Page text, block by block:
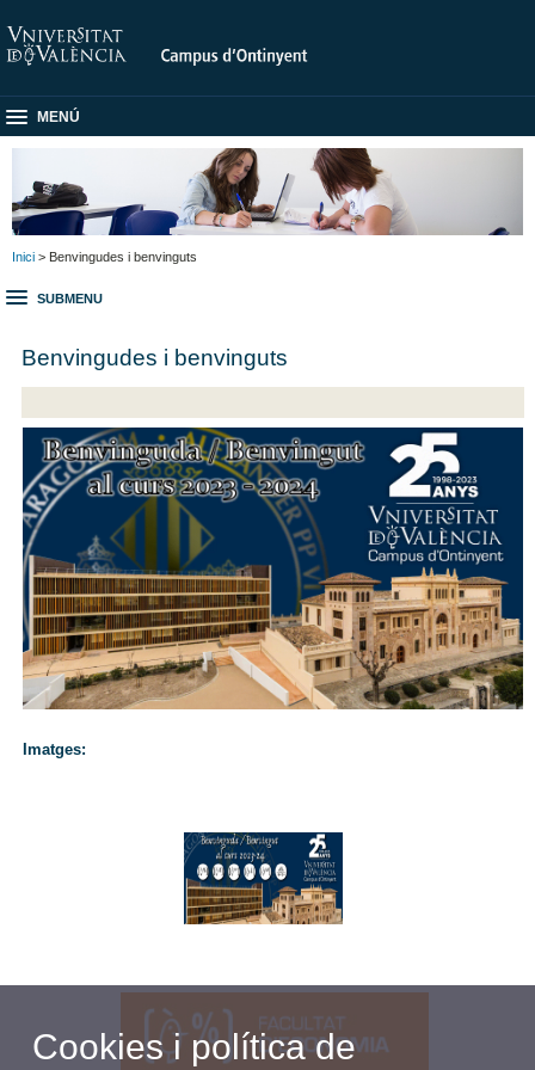
MENÚ
Inici > Benvingudes i benvinguts
SUBMENU
Benvingudes i benvinguts
Imatges:
Cookies i política de